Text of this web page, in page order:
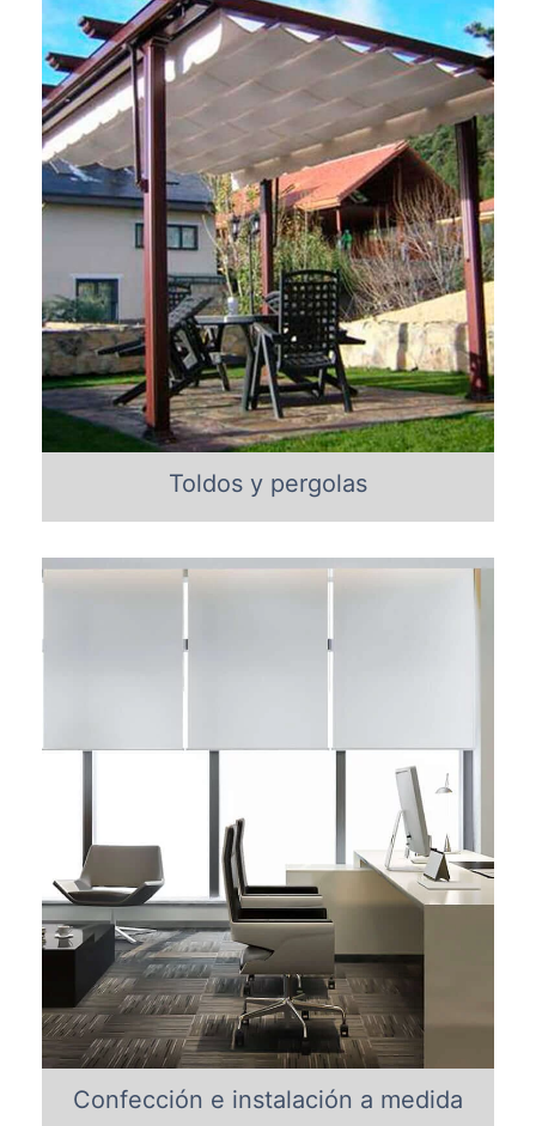
Toldos y pergolas
Confección e instalación a medida